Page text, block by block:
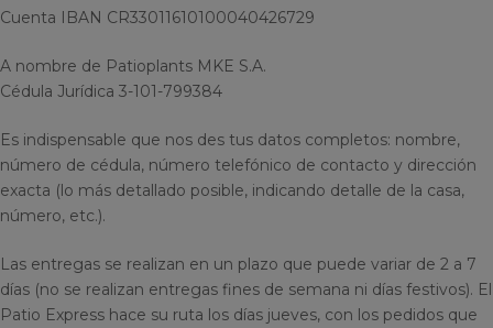
Cuenta IBAN CR33011610100040426729
A nombre de Patioplants MKE S.A.
Cédula Jurídica 3-101-799384
Es indispensable que nos des tus datos completos: nombre,
número de cédula, número telefónico de contacto y dirección
exacta (lo más detallado posible, indicando detalle de la casa,
número, etc.).
Las entregas se realizan en un plazo que puede variar de 2 a 7
días (no se realizan entregas fines de semana ni días festivos). El
Patio Express hace su ruta los días jueves, con los pedidos que